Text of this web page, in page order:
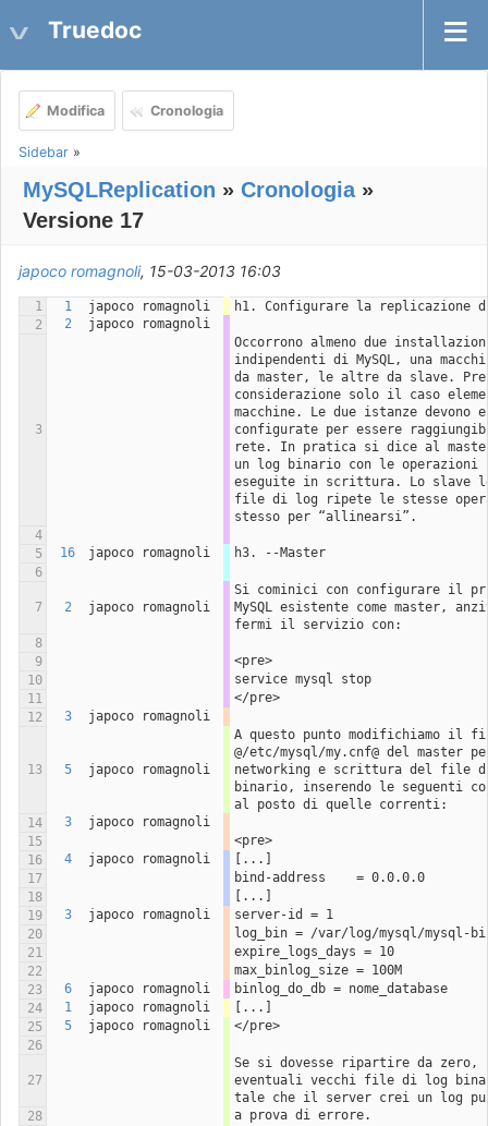
Truedoc
Modifica Cronologia
Sidebar »
MySQLReplication » Cronologia»
Versione 17
japoco romagnoli, 15-03-2013 16:03
1 1 japoco romagnoli
h1. Configurare la replicazione di
2
2 japoco romagnoli
3
Occorrono almeno due
indipendenti di MySQL, una
da master, le altre da slave.
considerazione solo il caso
macchine. Le due istanze devono
configurate per essere
rete. In pratica si dice al
un log binario con le operazioni
eseguite in scrittura. Lo slave
file di log ripete le stesse
stesso per “allinearsi”.
4
5
16 japoco romagnoli
h3. --Master
6
7 2 japoco romagnoli
Si cominici con configurare il
MySQL esistente come master,
fermi il servizio con:
8
9
<pre>
10
service mysql stop
11
</pre>
12
3 japoco romagnoli
13 5 japoco romagnoli
A questo punto modifichiamo il
@/etc/mysql/my.cnf@ del master
networking e scrittura del file
binario, inserendo le seguenti
al posto di quelle correnti:
14
3
japoco romagnoli
15
<pre>
16
4 japoco romagnoli
[...]
17
bind-address	= 0.0.0.0
18
[...]
19
3 japoco romagnoli
server-id = 1
20
log_bin = /var/log/mysql/mysql-
21
expire_logs_days = 10
22
max_binlog_size = 100M
23
6 japoco romagnoli
binlog_do_db = nome_database
24
1 japoco romagnoli
[...]
25
5 japoco romagnoli
</pre>
26
27
Se si dovesse ripartire da zero,
eventuali vecchi file di log
tale che il server crei un log
28
a prova di errore.